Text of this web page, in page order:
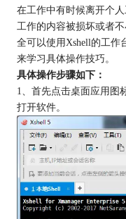
在工作中有时候离开个
工作的内容被损坏或者
全可以使用Xshell的工作
来学习具体操作技巧。
具体操作步骤如下：
1、首先点击桌面应用图
打开软件。